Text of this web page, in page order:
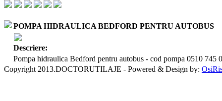
POMPA HIDRAULICA BEDFORD PENTRU AUTOBUS
Descriere:
Pompa hidraulica Bedford pentru autobus - cod pompa 0510 745
Copyright 2013.DOCTORUTILAJE - Powered & Design by: